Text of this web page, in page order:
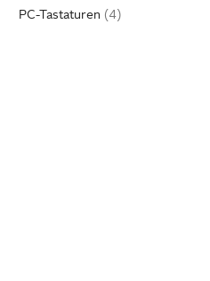
PC-Tastaturen